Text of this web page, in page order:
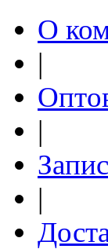
О
|
|
|